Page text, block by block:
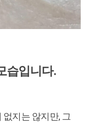
습입니다.
지는 않지만, 그